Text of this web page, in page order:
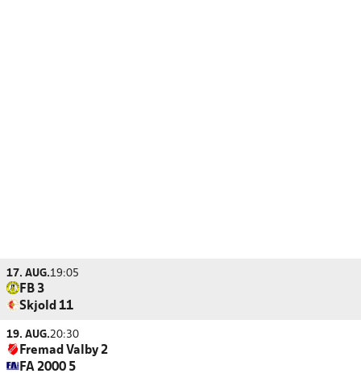
17. AUG.19:05
FB 3
Skjold 11
19. AUG.20:30
Fremad Valby 2
FA 2000 5